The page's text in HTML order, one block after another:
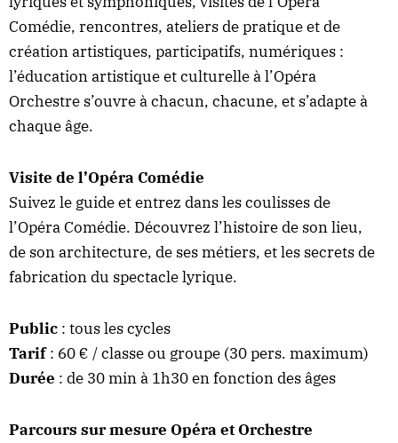
Comédie, rencontres, ateliers de pratique et de
création artistiques, participatifs, numériques :
l’éducation artistique et culturelle à l’Opéra
Orchestre s’ouvre à chacun, chacune, et s’adapte à
chaque âge.
Visite de l’Opéra Comédie
Suivez le guide et entrez dans les coulisses de
l’Opéra Comédie. Découvrez l’histoire de son lieu,
de son architecture, de ses métiers, et les secrets de
fabrication du spectacle lyrique.
Public : tous les cycles
Tarif: 60 € / classe ou groupe (30 pers. maximum)
Durée : de 30 min à 1h30 en fonction des âges
Parcours sur mesure Opéra et Orchestre